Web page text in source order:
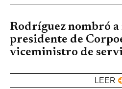
Rodríguez nombró a
presidente de
viceministro de
LEER